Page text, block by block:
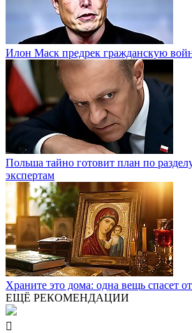
Илон Маск предрек гражданскую
Польша тайно готовит план по
экспертам
Храните это дома: одна вещь спасет
ЕЩЁ РЕКОМЕНДАЦИИ
